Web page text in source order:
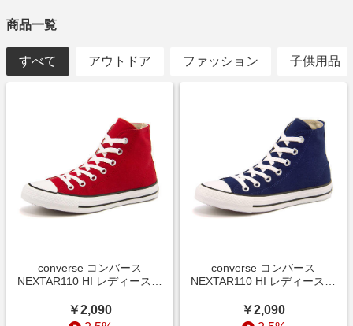
商品一覧
すべて アウトドア ファッション 子供用品
converse コンバース
NEXTAR110 HI レディースス
32765012 レッド【レディー
ス】 ハイ/ミッドカット
￥2,090
converse コンバース
NEXTAR110 HI レディースス
32765015 ネイビー【レディー
ス】 ハイ/ミッドカット
￥2,090